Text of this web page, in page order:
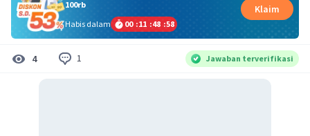
100rb
Habis dalam
00 :11 :48 :57
Klaim
4 1 Jawaban terverifikasi